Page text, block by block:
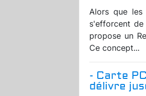
Alors que
s'efforcent
propose un
Ce concept...
- Carte
délivre